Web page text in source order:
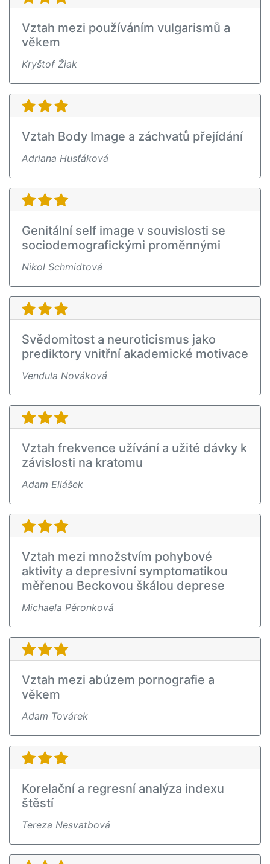
Vztah mezi používáním vulgarismů a
věkem
Kryštof Žiak
Vztah Body Image a záchvatů přejídání
Adriana Husťáková
Genitální self image v souvislosti se
sociodemografickými proměnnými
Nikol Schmidtová
Svědomitost a neuroticismus jako
prediktory vnitřní akademické motivace
Vendula Nováková
Vztah frekvence užívání a užité dávky k
závislosti na kratomu
Adam Eliášek
Vztah mezi množstvím pohybové
aktivity a depresivní symptomatikou
měřenou Beckovou škálou deprese
Michaela Pěronková
Vztah mezi abúzem pornografie a
věkem
Adam Továrek
Korelační a regresní analýza indexu
štěstí
Tereza Nesvatbová